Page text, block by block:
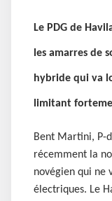
Le PDG de
les amarres de
hybride qui va
limitant
Bent Martini, P-
récemment la
novégien qui ne
électriques. Le